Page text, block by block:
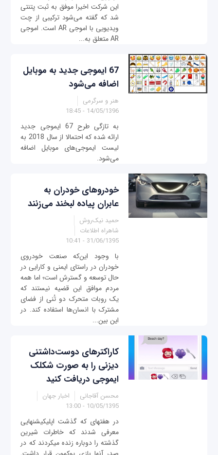
این شرکت اخیرا موفق به ثبت پتنتی
شد که گفته می‌شود ترکیبی از چت
ویدیویی با اموجی AR است. اموجی
AR متعلق به...
67 ایموجی جدید به موبایل
اضافه می‌شود
هنر و سرگرمی
14/05/1396 - 18:45
به تازگی طرح 67 ایموجی جدید
ارائه شده که احتمالا از سال 2018 به
لیست ایموجی‌های موبایل اضافه
می‌شود.
خودروهای خودران به
عابران پیاده لبخند می‌زنند
حمید نیک‌روش
شاهراه اطلاعات
31/06/1395 - 10:41
با وجود این‌که صنعت خودروی
خودران در راستای ایمنی و کارایی در
حال توسعه و گسترش است؛ اما همه
مردم موافق این قضیه نیستند که
یک روبات متحرک دو تُنی از فضای
مشترک با انسان‌‌ها استفاده کند. در
این بین...
کاراکترهای دوست‌داشتنی
دیزنی را به صورت شکلک
ایموجی دریافت کنید
محسن آقاجانی
اخبار جهان
10/05/1395 - 13:00
در هفته‎ای که گذشت اپلیکیشن‎هایی
معرفی شدند که خاطرات شیرین
گذشته را دوباره زنده می‎کردند که در